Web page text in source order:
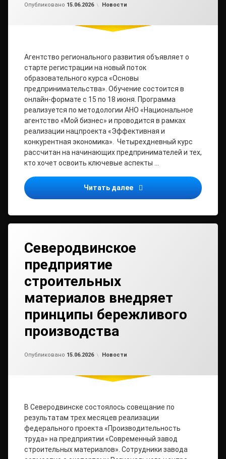
Опубликовано 15.06.2026 Рубрики:
Новости
Агентство регионального развития объявляет о
старте регистрации на новый поток
образовательного курса «Основы
предпринимательства». Обучение состоится в
онлайн-формате с 15 по 18 июня. Программа
реализуется по методологии АНО «Национальное
агентство «Мой бизнес» и проводится в рамках
реализации нацпроекта «Эффективная и
конкурентная экономика». Четырехдневный курс
рассчитан на начинающих предпринимателей и тех,
кто хочет освоить ключевые аспекты …
Читать далее В регионе пройдет
Северодвинское
предприятие
строительных
материалов внедряет
принципы бережливого
производства
Опубликовано 15.06.2026 Рубрики:
Новости
В Северодвинске состоялось совещание по
результатам трех месяцев реализации
федерального проекта «Производительность
труда» на предприятии «Современный завод
строительных материалов». Сотрудники завода